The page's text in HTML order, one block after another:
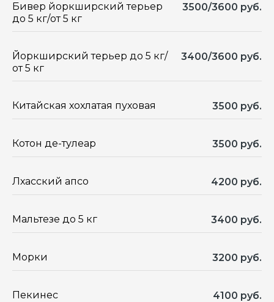
Бивер йоркширский терьер
до 5 кг/от 5 кг
3500/3600 руб.
Йоркширский терьер до 5 кг/
от 5 кг
3400/3600 руб.
Китайская хохлатая пуховая 3500 руб.
Котон де-тулеар 3500 руб.
Лхасский апсо 4200 руб.
Мальтезе до 5 кг 3400 руб.
Морки 3200 руб.
Пекинес 4100 руб.